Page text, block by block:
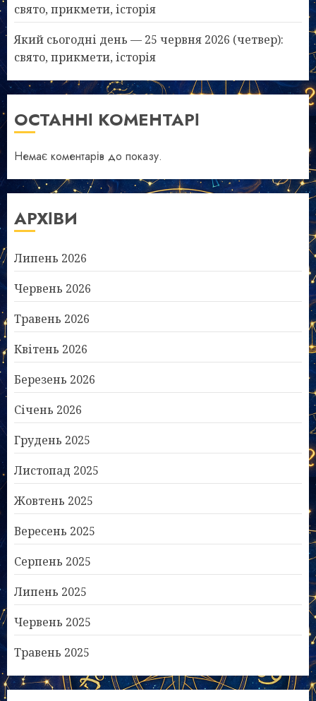
свято, прикмети, історія
Який сьогодні день — 25 червня 2026 (четвер):
свято, прикмети, історія
ОСТАННІ КОМЕНТАРІ
Немає коментарів до показу.
АРХІВИ
Липень 2026
Червень 2026
Травень 2026
Квітень 2026
Березень 2026
Січень 2026
Грудень 2025
Листопад 2025
Жовтень 2025
Вересень 2025
Серпень 2025
Липень 2025
Червень 2025
Травень 2025